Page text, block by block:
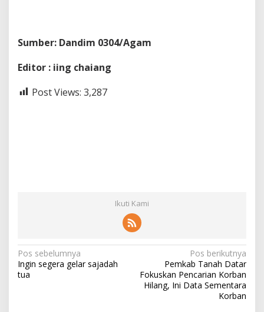
Sumber: Dandim 0304/Agam
Editor : iing chaiang
Post Views: 3,287
Ikuti Kami
N
a
Pos sebelumnya
Ingin segera gelar sajadah
tua
Pos berikutnya
Pemkab Tanah Datar
Fokuskan Pencarian Korban
Hilang, Ini Data Sementara
Korban